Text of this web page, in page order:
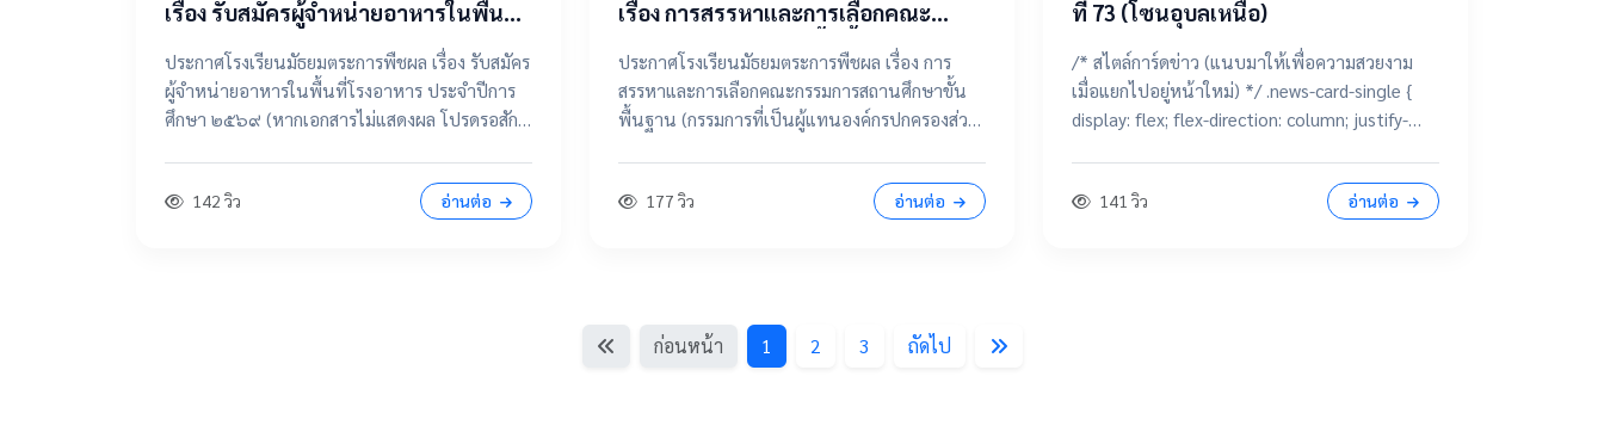
เรื่อง รับสมัครผู้จำหน่ายอาหารในพื้นที่
โรงอาหาร ประจำปีการศึกษา ๒๕๖๙
ประกาศโรงเรียนมัธยมตระการพืชผล เรื่อง รับสมัคร
ผู้จำหน่ายอาหารในพื้นที่โรงอาหาร ประจำปีการ
ศึกษา ๒๕๖๙ (หากเอกสารไม่แสดงผล โปรดรอสัก
ไฟล์ต้นฉบับ
142 วิว อ่านต่อ
เรื่อง การสรรหาและการเลือกคณะ
กรรมการสถานศึกษาขั้นพื้นฐาน
(กรรมการที่เป็นผู้แทนองค์กรปกครอง
ส่วนท้องถิ่น แทนตำแหน่งว่าง)
ประกาศโรงเรียนมัธยมตระการพืชผล เรื่อง การ
สรรหาและการเลือกคณะกรรมการสถานศึกษาขั้น
พื้นฐาน (กรรมการที่เป็นผู้แทนองค์กรปกครองส่วน
📂 คลิกเพื่อดูรายละเอียด / เอกสารแนบ
177 วิว อ่านต่อ
ที่ 73 (โซนอุบลเหนือ)
/* สไตล์การ์ดข่าว (แนบมาให้เพื่อความสวยงาม
เมื่อแยกไปอยู่หน้าใหม่) */ .news-card-single {
display: flex; flex-direction: column; justify-
text-decoration: none !important; color: white
141 วิว อ่านต่อ
ก่อนหน้า 1 2 3 ถัดไป